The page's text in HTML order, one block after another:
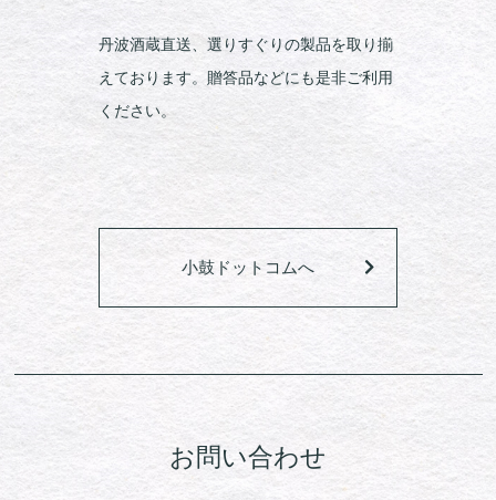
丹波酒蔵直送、選りすぐりの製品を取り揃
えております。贈答品などにも是非ご利用
ください。
小鼓ドットコムへ
お問い合わせ